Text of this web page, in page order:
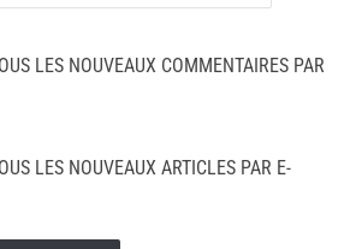
LES NOUVEAUX COMMENTAIRES PAR
LES NOUVEAUX ARTICLES PAR E-